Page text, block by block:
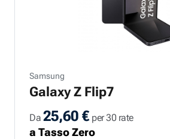
Samsung
Galaxy Z Flip7
Da 25,60 €per 30 rate
a Tasso Zero